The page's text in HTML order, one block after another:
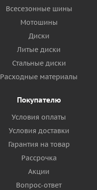
Всесезонные шины
Мотошины
Диски
Литые диски
Стальные диски
Расходные материалы
Покупателю
Условия оплаты
Условия доставки
Гарантия на товар
Рассрочка
Акции
Вопрос-ответ